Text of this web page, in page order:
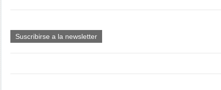
Suscribirse a la newsletter